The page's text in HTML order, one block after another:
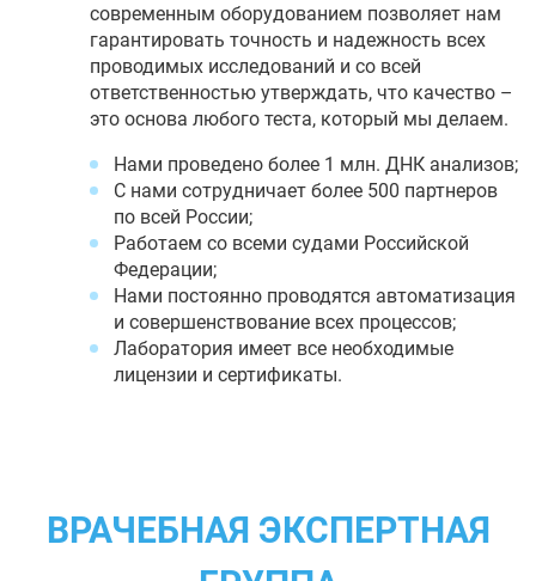
современным оборудованием позволяет нам
гарантировать точность и надежность всех
проводимых исследований и со всей
ответственностью утверждать, что качество –
это основа любого теста, который мы делаем.
Нами проведено более 1 млн. ДНК анализов;
С нами сотрудничает более 500 партнеров
по всей России;
Работаем со всеми судами Российской
Федерации;
Нами постоянно проводятся автоматизация
и совершенствование всех процессов;
Лаборатория имеет все необходимые
лицензии и сертификаты.
ВРАЧЕБНАЯ ЭКСПЕРТНАЯ